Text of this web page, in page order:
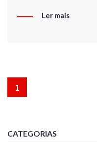
Ler mais
1
CATEGORIAS